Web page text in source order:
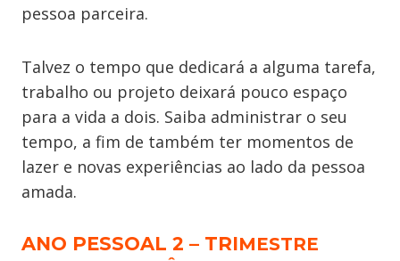
pessoa parceira.
Talvez o tempo que dedicará a alguma tarefa,
trabalho ou projeto deixará pouco espaço
para a vida a dois. Saiba administrar o seu
tempo, a fim de também ter momentos de
lazer e novas experiências ao lado da pessoa
amada.
ANO PESSOAL 2 – TRIMESTRE